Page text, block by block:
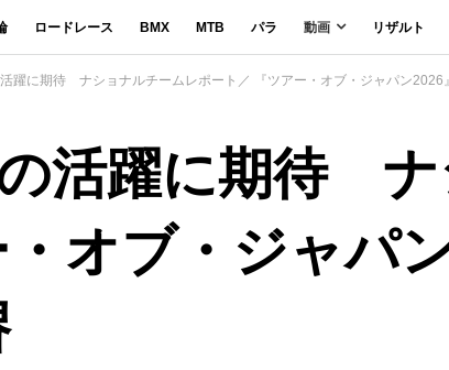
ロードレース BMX MTB パラ 動画 リザルト
躍に期待 ナショナルチームレポート／ 『ツアー・オブ・ジャパン2026
活躍に期待 ナ
オブ・ジャパ